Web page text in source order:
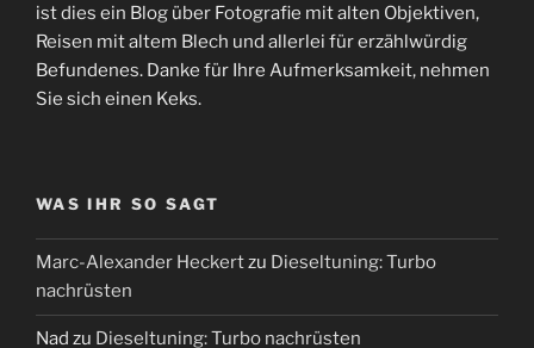
ist dies ein Blog über Fotografie mit alten Objektiven,
Reisen mit altem Blech und allerlei für erzählwürdig
Befundenes. Danke für Ihre Aufmerksamkeit, nehmen
Sie sich einen Keks.
WAS IHR SO SAGT
Marc-Alexander Heckertzu Dieseltuning: Turbo
nachrüsten
Nad zu Dieseltuning: Turbo nachrüsten